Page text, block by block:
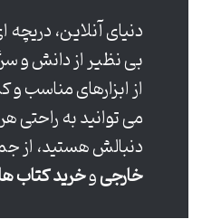
دنیای آنلاین،
بی نظیر از دانش و
از ابزارهای مناسب
می توانید به راحتی
دنبالش هستید، از
خارجیوخرید کتاب